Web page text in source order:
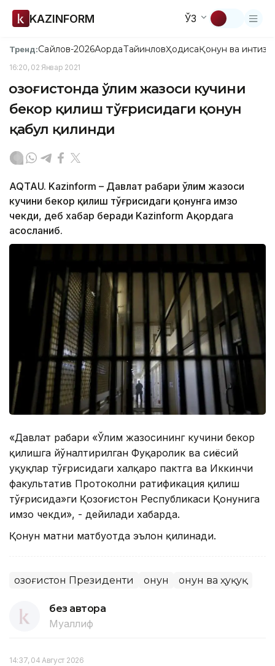
KAZINFORM ЎЗ
Тренд:Сайлов-2026АқордаТайинловҲодисаҚонун ва
16:20, 02 Январ 2021
Қозоғистонда ўлим жазоси кучини
бекор қилиш тўғрисидаги қонун
қабул қилинди
AQTAU. Kazinform – Давлат раҳбари ўлим жазоси
кучини бекор қилиш тўғрисидаги қонунга имзо
чекди, деб хабар беради Kazinform Ақордага
асосланиб.
«Давлат раҳбари «Ўлим жазосининг кучини бекор
қилишга йўналтирилган Фуқаролик ва сиёсий
ҳуқуқлар тўғрисидаги халқаро пактга ва Иккинчи
факультатив Протоколни ратификация қилиш
тўғрисида»ги Қозоғистон Республикаси Қонунига
имзо чекди», - дейилади хабарда.
Қонун матни матбуотда эълон қилинади.
Қозоғистон Президенти Қонун Қонун ва ҳуқуқ
без автора
Муаллиф
14:37, 04 Август 2026